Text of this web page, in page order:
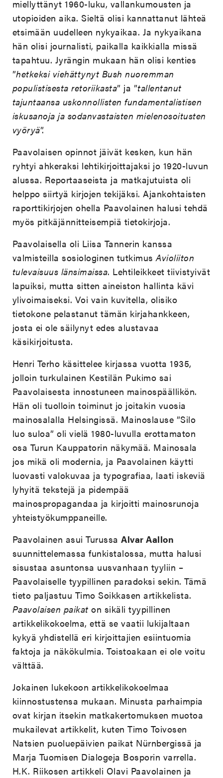
miellyttänyt 1960-luku, vallankumousten ja
utopioiden aika. Sieltä olisi kannattanut lähteä
etsimään uudelleen nykyaikaa. Ja nykyaikana
hän olisi journalisti, paikalla kaikkialla missä
tapahtuu. Jyrängin mukaan hän olisi kenties
”hetkeksi viehättynyt Bush nuoremman
populistisesta retoriikasta” ja ”tallentanut
tajuntaansa uskonnollisten fundamentalistisen
iskusanoja ja sodanvastaisten mielenosoitusten
vyöryä”.
Paavolaisen opinnot jäivät kesken, kun hän
ryhtyi ahkeraksi lehtikirjoittajaksi jo 1920-luvun
alussa. Reportaaseista ja matkajutuista oli
helppo siirtyä kirjojen tekijäksi. Ajankohtaisten
raporttikirjojen ohella Paavolainen halusi tehdä
myös pitkäjännitteisempiä tietokirjoja.
Paavolaisella oli Liisa Tannerin kanssa
valmisteilla sosiologinen tutkimusAvioliiton
tulevaisuus länsimaissa. Lehtileikkeet tiivistyivät
lapuiksi, mutta sitten aineiston hallinta kävi
ylivoimaiseksi. Voi vain kuvitella, olisiko
tietokone pelastanut tämän kirjahankkeen,
josta ei ole säilynyt edes alustavaa
käsikirjoitusta.
Henri Terho käsittelee kirjassa vuotta 1935,
jolloin turkulainen Kestilän Pukimo sai
Paavolaisesta innostuneen mainospäällikön.
Hän oli tuolloin toiminut jo joitakin vuosia
mainosalalla Helsingissä. Mainoslause ”Silo
luo suloa” oli vielä 1980-luvulla erottamaton
osa Turun Kauppatorin näkymää. Mainosala
jos mikä oli modernia, ja Paavolainen käytti
luovasti valokuvaa ja typografiaa, laati iskeviä
lyhyitä tekstejä ja pidempää
mainospropagandaa ja kirjoitti mainosrunoja
yhteistyökumppaneille.
Paavolainen asui TurussaAlvar Aallon
suunnittelemassa funkistalossa, mutta halusi
sisustaa asuntonsa uusvanhaan tyyliin –
Paavolaiselle tyypillinen paradoksi sekin. Tämä
tieto paljastuu Timo Soikkasen artikkelista.
Paavolaisen paikat on sikäli tyypillinen
artikkelikokoelma, että se vaatii lukijaltaan
kykyä yhdistellä eri kirjoittajien esiintuomia
faktoja ja näkökulmia. Toistoakaan ei ole voitu
välttää.
Jokainen lukekoon artikkelikokoelmaa
kiinnostustensa mukaan. Minusta parhaimpia
ovat kirjan itsekin matkakertomuksen muotoa
mukailevat artikkelit, kuten Timo Toivosen
Natsien puoluepäivien paikat Nürnbergissä ja
Marja Tuomisen Dialogeja Bosporin varrella.
H.K. Riikosen artikkeli Olavi Paavolainen ja